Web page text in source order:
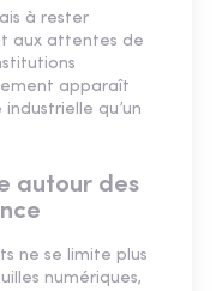
à rester
aux attentes de
apparaît
qu’un
autour des
ne se limite plus
numériques,